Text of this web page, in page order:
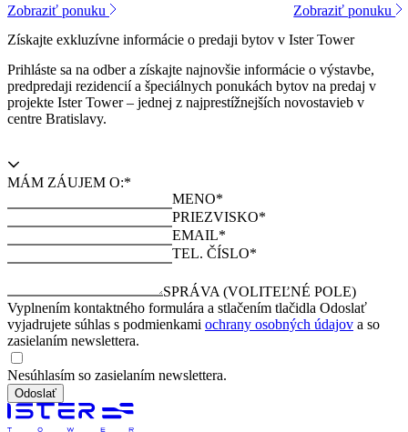
Zobraziť ponuku
Zobraziť ponuku
Získajte exkluzívne informácie o predaji bytov v Ister Tower
Prihláste sa na odber a získajte najnovšie informácie o výstavbe,
predpredaji rezidencií a špeciálnych ponukách bytov na predaj v
projekte Ister Tower – jednej z najprestížnejších novostavieb v
centre Bratislavy.
MÁM ZÁUJEM O:*
MENO*
PRIEZVISKO*
EMAIL*
TEL. ČÍSLO*
SPRÁVA (VOLITEĽNÉ POLE)
Vyplnením kontaktného formulára a stlačením tlačidla Odoslať
vyjadrujete súhlas s podmienkami ochrany osobných údajov a so
zasielaním newslettera.
Nesúhlasím so zasielaním newslettera.
Odoslať